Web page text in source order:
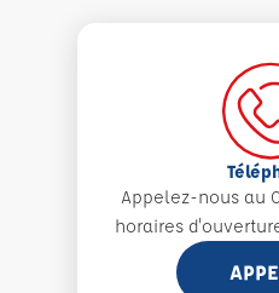
Appelez-nous au
horaires